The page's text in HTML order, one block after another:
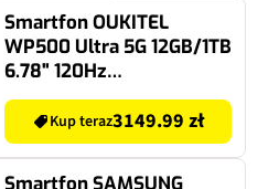
Smartfon OUKITEL
WP500 Ultra 5G 12GB/1TB
6.78" 120Hz
Kup teraz3149.99 zł
Smartfon SAMSUNG